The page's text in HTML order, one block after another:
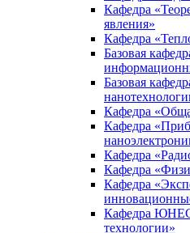
Кафедра
явления»
Кафедра
Базовая
Базовая
Кафедра
Кафедра
Кафедра
Кафедра
Кафедра
Кафедра
технологии»